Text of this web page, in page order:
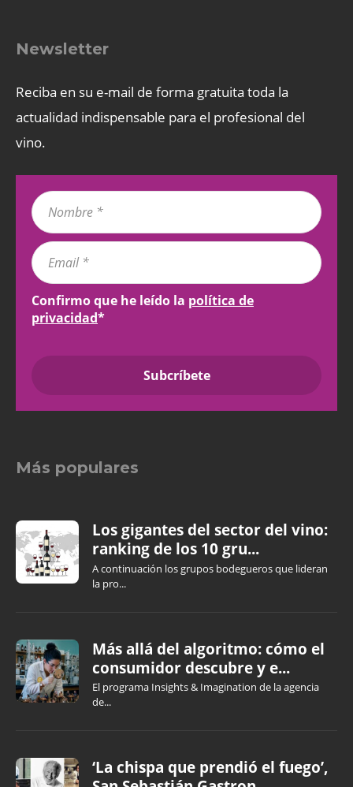
Newsletter
Reciba en su e-mail de forma gratuita toda la
actualidad indispensable para el profesional del
vino.
Confirmo que he leído la política de
privacidad*
Más populares
Los gigantes del sector del vino:
ranking de los 10 gru...
A continuación los grupos bodegueros que lideran
la pro...
Más allá del algoritmo: cómo el
consumidor descubre y e...
El programa Insights & Imagination de la agencia
de...
‘La chispa que prendió el fuego’,